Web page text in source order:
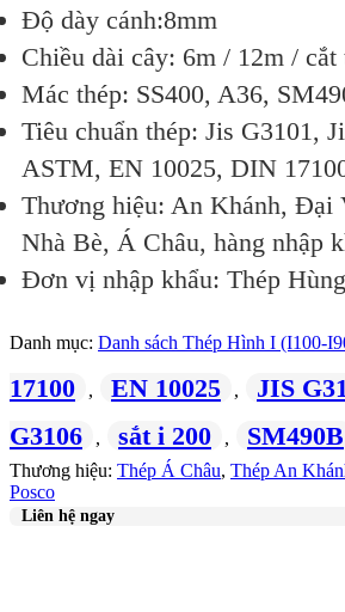
Độ dày cánh:8mm
Chiều dài cây: 6m / 12m /
Mác thép: SS400, A36,
Tiêu chuẩn thép: Jis G3101,
ASTM, EN 10025, DIN
Thương hiệu: An Khánh, Đại
Nhà Bè, Á Châu, hàng nhập
Đơn vị nhập khẩu: Thép
Danh mục: Danh sách Thép Hình I (I100-
17100
, EN 10025 , JIS
G3106
, sắt i 200 , SM490B
Thương hiệu: Thép Á Châu, Thép An
Posco
Liên hệ ngay